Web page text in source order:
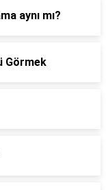
aynı mı?
Görmek